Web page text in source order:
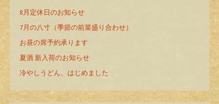
8月定休日のお知らせ
7月の八寸（季節の前菜盛り合わせ）
お昼の席予約承ります
夏酒 新入荷のお知らせ
冷やしうどん、はじめました